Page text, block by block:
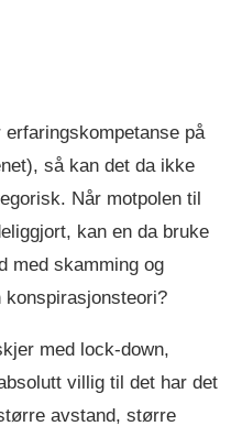
på
så kan det da ikke
Når motpolen til
kan en da bruke
med skamming og
konspirasjonsteori?
med lock-down,
villig til det har det
avstand, større